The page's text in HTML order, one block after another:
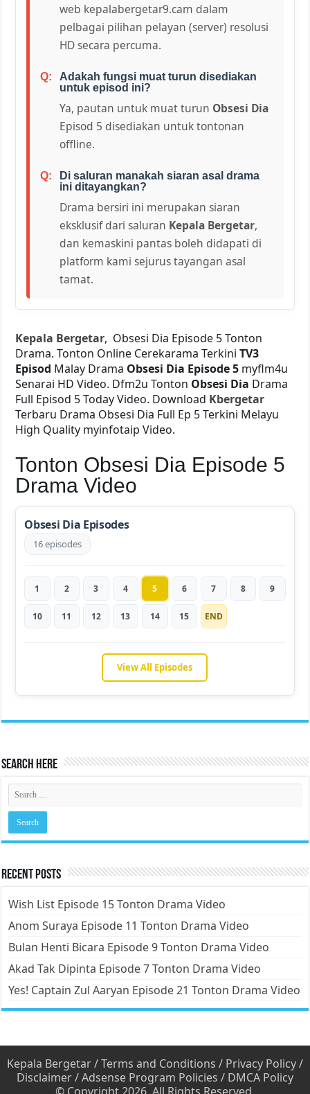
web kepalabergetar9.cam dalam
pelbagai pilihan pelayan (server) resolusi
HD secara percuma.
Adakah fungsi muat turun disediakan
untuk episod ini?
Ya, pautan untuk muat turun Obsesi Dia
Episod 5 disediakan untuk tontonan
offline.
Di saluran manakah siaran asal drama
ini ditayangkan?
Drama bersiri ini merupakan siaran
eksklusif dari saluran Kepala Bergetar,
dan kemaskini pantas boleh didapati di
platform kami sejurus tayangan asal
tamat.
Kepala Bergetar, Obsesi Dia Episode 5 Tonton
Drama. Tonton Online Cerekarama TerkiniTV3
Episod Malay Drama Obsesi Dia Episode 5 myflm4u
Senarai HD Video. Dfm2u Tonton Obsesi Dia Drama
Full Episod 5 Today Video. Download Kbergetar
Terbaru Drama Obsesi Dia Full Ep 5 Terkini Melayu
High Quality myinfotaip Video.
Tonton Obsesi Dia Episode 5
Drama Video
Obsesi Dia Episodes
16 episodes
1 2 3 4 5 6 7 8 9
10 11 12 13 14 15 END
View All Episodes
Search Here
Recent Posts
Wish List Episode 15 Tonton Drama Video
Anom Suraya Episode 11 Tonton Drama Video
Bulan Henti Bicara Episode 9 Tonton Drama Video
Akad Tak Dipinta Episode 7 Tonton Drama Video
Yes! Captain Zul Aaryan Episode 21 Tonton Drama Video
Kepala Bergetar/Terms and Conditions / Privacy Policy/
Disclaimer/Adsense Program Policies / DMCA Policy